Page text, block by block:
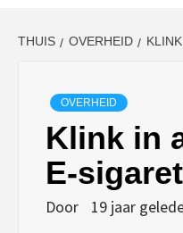
THUIS OVERHEID
OVERHEID
Klink in
E-sigaret
Door 19 jaar